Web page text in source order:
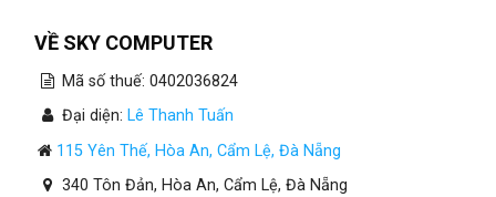
VỀ SKY COMPUTER
Mã số thuế: 0402036824
Đại diện: Lê Thanh Tuấn
115 Yên Thế, Hòa An, Cẩm Lệ, Đà Nẵng
340 Tôn Đản, Hòa An, Cẩm Lệ, Đà Nẵng